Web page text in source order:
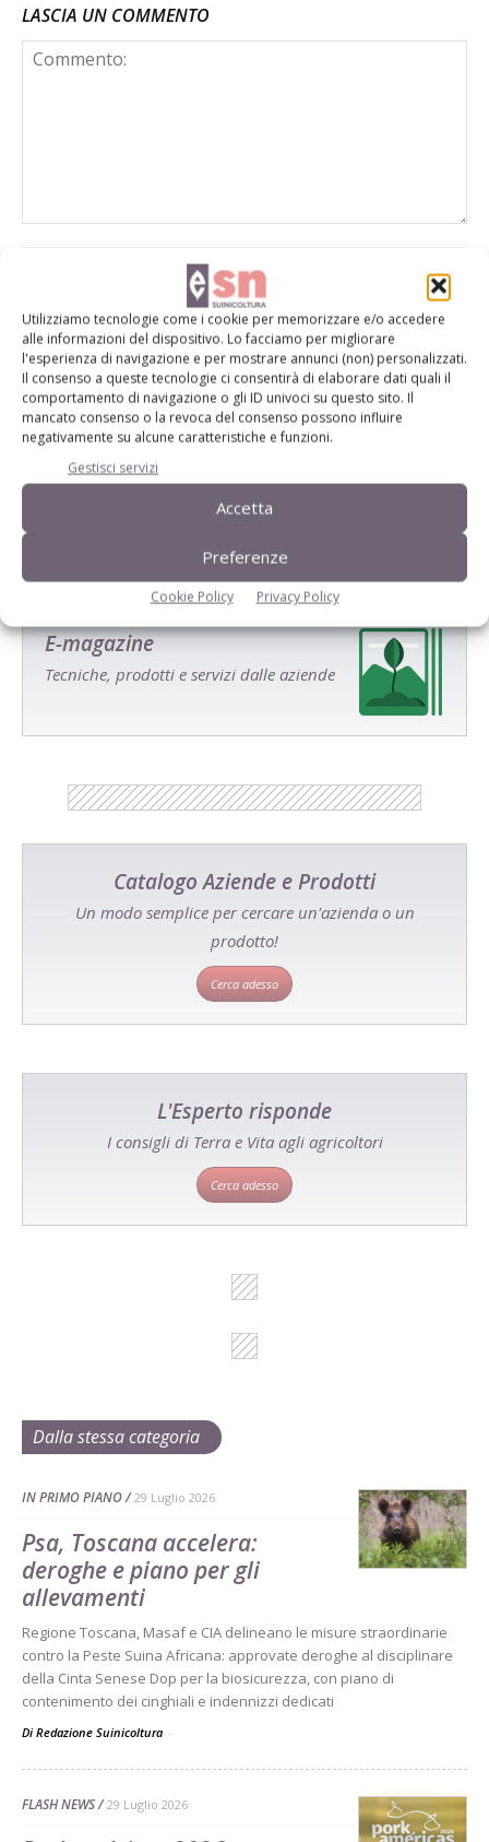
Utilizziamo tecnologie come i cookie per memorizzare e/o accedere
alle informazioni del dispositivo. Lo facciamo per migliorare
l'esperienza di navigazione e per mostrare annunci (non) personalizzati.
Il consenso a queste tecnologie ci consentirà di elaborare dati quali il
comportamento di navigazione o gli ID univoci su questo sito. Il
mancato consenso o la revoca del consenso possono influire
negativamente su alcune caratteristiche e funzioni.
Gestisci servizi
Accetta
Preferenze
Cookie Policy Privacy Policy
LASCIA UN COMMENTO
Salva il mio nome, email e sito web in questo browser per la
prossima volta che commento.
E-magazine
Tecniche, prodotti e servizi dalle aziende
Catalogo Aziende e Prodotti
Un modo semplice per cercare un'azienda o un
prodotto!
Cerca adesso
L'Esperto risponde
I consigli di Terra e Vita agli agricoltori
Cerca adesso
Dalla stessa categoria
IN PRIMO PIANO 29 Luglio 2026
Psa, Toscana accelera:
deroghe e piano per gli
allevamenti
Regione Toscana, Masaf e CIA delineano le misure straordinarie
contro la Peste Suina Africana: approvate deroghe al disciplinare
della Cinta Senese Dop per la biosicurezza, con piano di
contenimento dei cinghiali e indennizzi dedicati
Di Redazione Suinicoltura -
FLASH NEWS 29 Luglio 2026